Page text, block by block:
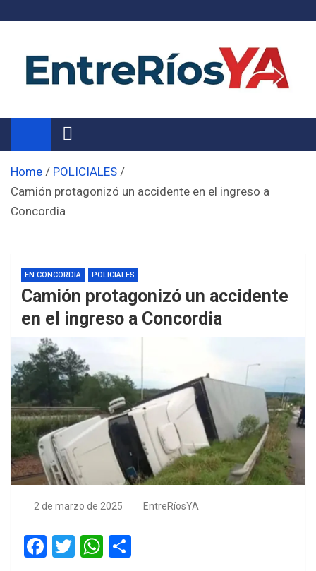
Noticias de Entre Ríos
Información de toda la provincia ahora
Home
POLICIALES
Camión protagonizó un accidente en el ingreso a
Concordia
EN CONCORDIA POLICIALES
Camión protagonizó un accidente
en el ingreso a Concordia
2 de marzo de 2025 EntreRíosYA
F
T
W